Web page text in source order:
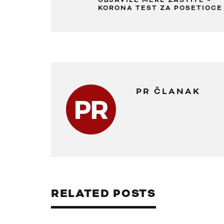
KORONA TEST ZA POSETIOCE
PR ČLANAK
RELATED POSTS